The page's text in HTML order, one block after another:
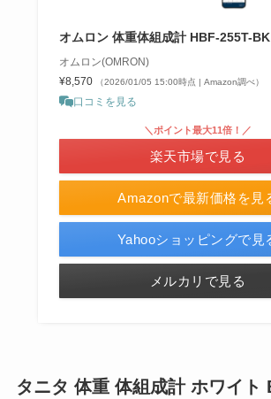
オムロン 体重体組成計 HBF-255T-BK
オムロン(OMRON)
¥8,570
（2026/01/05 15:00時点 | Amazon調べ）
口コミを見る
Amazonで最新価格を見
＼ポイント最大11倍！／
楽天市場で見る
Yahooショッピングで見
メルカリで見る
タニタ 体重 体組成計 ホワイト